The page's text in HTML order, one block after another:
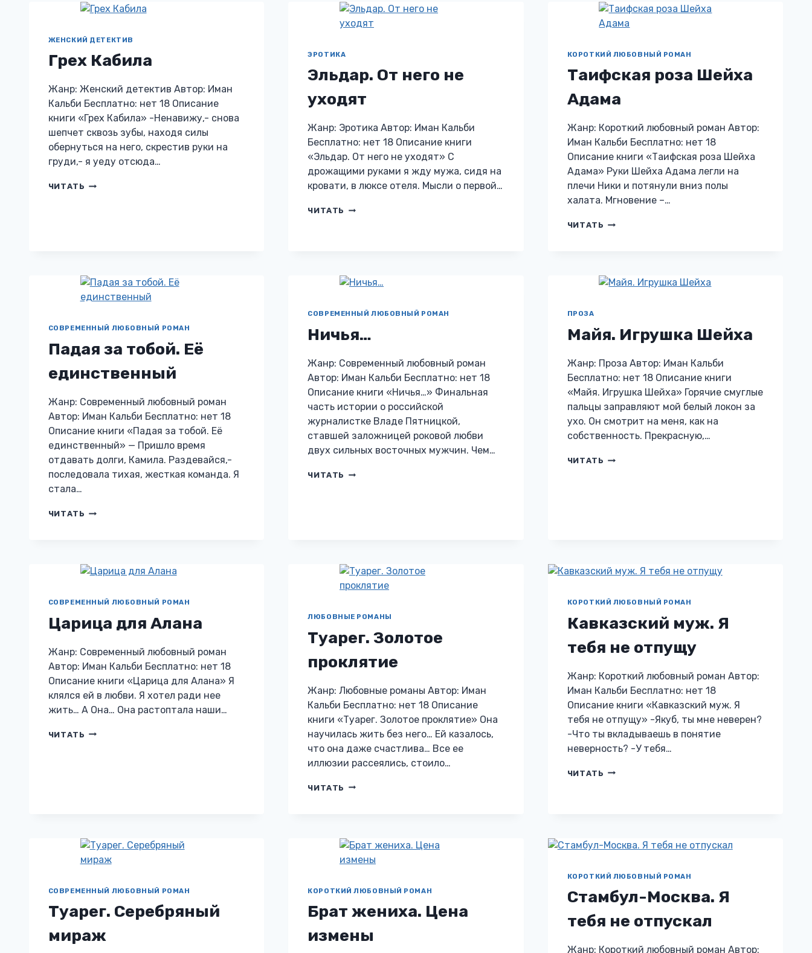
ВТОРАЯ
ЖЕНСКИЙ ДЕТЕКТИВ
Грех Кабила
Жанр: Женский детектив Автор: Иман
Кальби Бесплатно: нет 18 Описание
книги «Грех Кабила» -Ненавижу,- снова
шепчет сквозь зубы, находя силы
обернуться на него, скрестив руки на
груди,- я уеду отсюда…
ЧИТАТЬ ГРЕХ
ЭРОТИКА
Эльдар. От него не
уходят
Жанр: Эротика Автор: Иман Кальби
Бесплатно: нет 18 Описание книги
«Эльдар. От него не уходят» С
дрожащими руками я жду мужа, сидя на
кровати, в люксе отеля. Мысли о первой…
ЧИТАТЬ ЭЛЬДАР.
КОРОТКИЙ ЛЮБОВНЫЙ РОМАН
Таифская роза Шейха
Адама
Жанр: Короткий любовный роман Автор:
Иман Кальби Бесплатно: нет 18
Описание книги «Таифская роза Шейха
Адама» Руки Шейха Адама легли на
плечи Ники и потянули вниз полы
халата. Мгновение –…
ЧИТАТЬ ТАИФСКАЯ
СОВРЕМЕННЫЙ ЛЮБОВНЫЙ РОМАН
Падая за тобой. Её
единственный
Жанр: Современный любовный роман
Автор: Иман Кальби Бесплатно: нет 18
Описание книги «Падая за тобой. Её
единственный» — Пришло время
отдавать долги, Камила. Раздевайся,-
последовала тихая, жесткая команда. Я
стала…
ЧИТАТЬ ПАДАЯ
СОВРЕМЕННЫЙ ЛЮБОВНЫЙ РОМАН
Ничья…
Жанр: Современный любовный роман
Автор: Иман Кальби Бесплатно: нет 18
Описание книги «Ничья…» Финальная
часть истории о российской
журналистке Владе Пятницкой,
ставшей заложницей роковой любви
двух сильных восточных мужчин. Чем…
ЧИТАТЬ НИЧЬЯ…
ПРОЗА
Майя. Игрушка Шейха
Жанр: Проза Автор: Иман Кальби
Бесплатно: нет 18 Описание книги
«Майя. Игрушка Шейха» Горячие смуглые
пальцы заправляют мой белый локон за
ухо. Он смотрит на меня, как на
собственность. Прекрасную,…
ЧИТАТЬ МАЙЯ.
СОВРЕМЕННЫЙ ЛЮБОВНЫЙ РОМАН
Царица для Алана
Жанр: Современный любовный роман
Автор: Иман Кальби Бесплатно: нет 18
Описание книги «Царица для Алана» Я
клялся ей в любви. Я хотел ради нее
жить… А Она… Она растоптала наши…
ЧИТАТЬ ЦАРИЦА
ЛЮБОВНЫЕ РОМАНЫ
Туарег. Золотое
проклятие
Жанр: Любовные романы Автор: Иман
Кальби Бесплатно: нет 18 Описание
книги «Туарег. Золотое проклятие» Она
научилась жить без него… Ей казалось,
что она даже счастлива… Все ее
иллюзии рассеялись, стоило…
ЧИТАТЬ ТУАРЕГ.
КОРОТКИЙ ЛЮБОВНЫЙ РОМАН
Кавказский муж. Я
тебя не отпущу
Жанр: Короткий любовный роман Автор:
Иман Кальби Бесплатно: нет 18
Описание книги «Кавказский муж. Я
тебя не отпущу» -Якуб, ты мне неверен?
-Что ты вкладываешь в понятие
неверность? -У тебя…
ЧИТАТЬ КАВКАЗСКИЙ
СОВРЕМЕННЫЙ ЛЮБОВНЫЙ РОМАН
Туарег. Серебряный
мираж
КОРОТКИЙ ЛЮБОВНЫЙ РОМАН
Брат жениха. Цена
измены
КОРОТКИЙ ЛЮБОВНЫЙ РОМАН
Стамбул-Москва. Я
тебя не отпускал
Жанр: Короткий любовный роман Автор: